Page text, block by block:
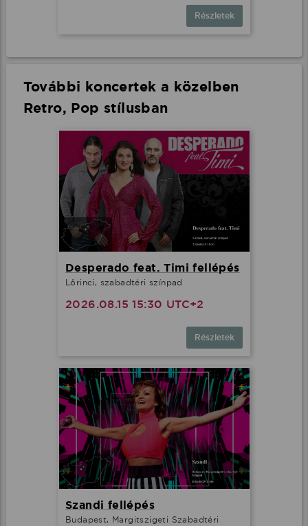
Részletek
További koncertek a közelben
Retro, Pop stílusban
Desperado feat. Timi fellépés
Lőrinci, szabadtéri színpad
2026.08.15 15:30 UTC+2
Részletek
Szandi fellépés
Budapest, Margitszigeti Szabadtéri